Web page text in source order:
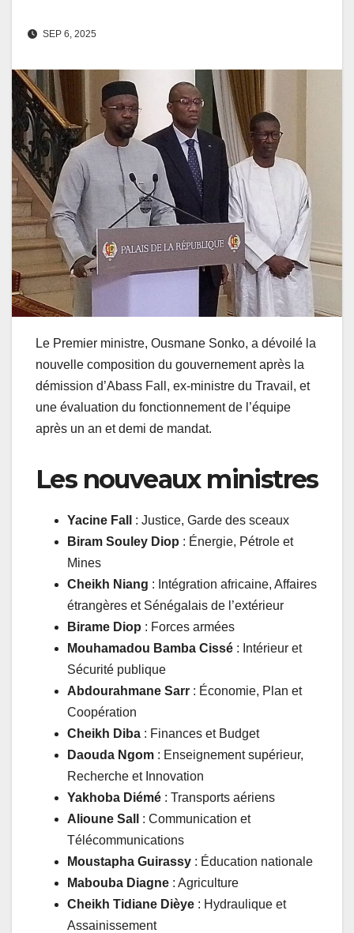
SEP 6, 2025
Le Premier ministre, Ousmane Sonko, a dévoilé la
nouvelle composition du gouvernement après la
démission d’Abass Fall, ex-ministre du Travail, et
une évaluation du fonctionnement de l’équipe
après un an et demi de mandat.
Les nouveaux ministres
Yacine Fall
: Justice, Garde des sceaux
Biram Souley Diop : Énergie, Pétrole et
Mines
Cheikh Niang : Intégration africaine, Affaires
étrangères et Sénégalais de l’extérieur
Birame Diop : Forces armées
Mouhamadou Bamba Cissé : Intérieur et
Sécurité publique
Abdourahmane Sarr : Économie, Plan et
Coopération
Cheikh Diba : Finances et Budget
Daouda Ngom : Enseignement supérieur,
Recherche et Innovation
Yakhoba Diémé : Transports aériens
Alioune Sall
: Communication et
Télécommunications
Moustapha Guirassy : Éducation nationale
Mabouba Diagne : Agriculture
Cheikh Tidiane Dièye : Hydraulique et
Assainissement